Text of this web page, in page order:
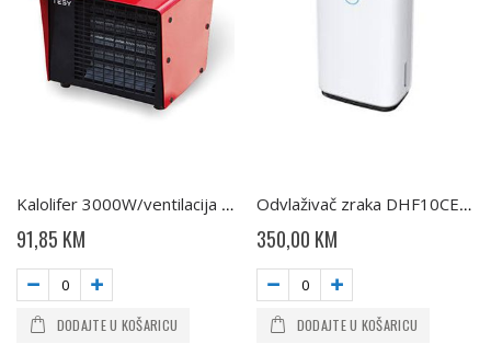
Kalolifer 3000W/ventilacija HL 830VPTC TESY
91,85 KM
DODAJTE U KOŠARICU
Odvlaživač zraka DHF10CEL TESY
350,00 KM
DODAJTE U KOŠARICU